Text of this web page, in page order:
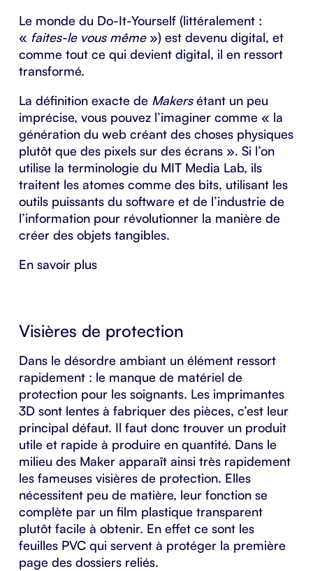
Le monde du Do-It-Yourself (littéralement :
« faites-le vous même ») est devenu digital, et
comme tout ce qui devient digital, il en ressort
transformé.
La définition exacte de Makersétant un peu
imprécise, vous pouvez l’imaginer comme « la
génération du web créant des choses physiques
plutôt que des pixels sur des écrans ». Si l’on
utilise la terminologie du MIT Media Lab, ils
traitent les atomes comme des bits, utilisant les
outils puissants du software et de l’industrie de
l’information pour révolutionner la manière de
créer des objets tangibles.
En savoir plus
Visières de protection
Dans le désordre ambiant un élément ressort
rapidement : le manque de matériel de
protection pour les soignants. Les imprimantes
3D sont lentes à fabriquer des pièces, c’est leur
principal défaut. Il faut donc trouver un produit
utile et rapide à produire en quantité. Dans le
milieu des Maker apparaît ainsi très rapidement
les fameuses visières de protection. Elles
nécessitent peu de matière, leur fonction se
complète par un film plastique transparent
plutôt facile à obtenir. En effet ce sont les
feuilles PVC qui servent à protéger la première
page des dossiers reliés.